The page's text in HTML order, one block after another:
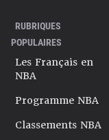
RUBRIQUES
POPULAIRES
Les Français en
NBA
Programme NBA
Classements NBA